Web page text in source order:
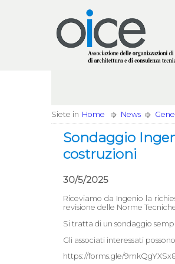
Siete in Home News
Sondaggio
costruzioni
30/5/2025
Riceviamo da Ingenio la
revisione delle Norme
Si tratta di un sondaggio
Gli associati interessati
https://forms.gle/